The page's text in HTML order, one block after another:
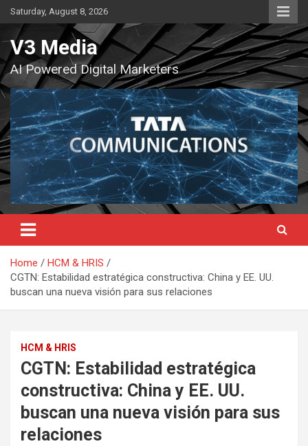
Skip
to
content
Saturday, August 8, 2026
V3 Media
AI Powered Digital Marketers
Home
HCM & HRIS
CGTN: Estabilidad estratégica constructiva: China y EE. UU.
buscan una nueva visión para sus relaciones
HCM & HRIS
CGTN: Estabilidad estratégica
constructiva: China y EE. UU.
buscan una nueva visión para sus
relaciones